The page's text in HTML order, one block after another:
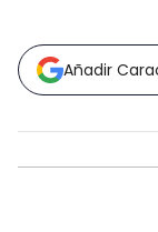
Añadir